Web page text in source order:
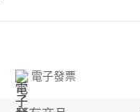
電子發票